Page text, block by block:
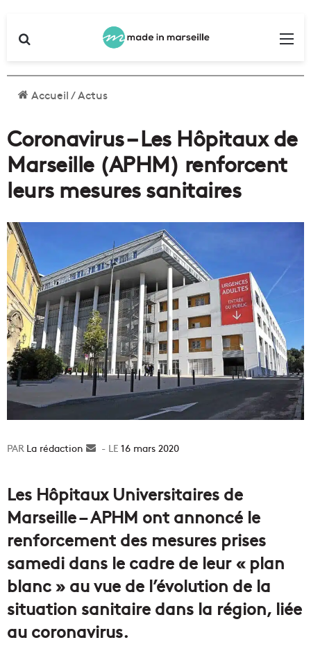
Accueil/Actus
Coronavirus – Les Hôpitaux de
Marseille (APHM) renforcent
leurs mesures sanitaires
La rédaction
Envoyer16 mars 2020
Les Hôpitaux Universitaires de
Marseille – APHM ont annoncé le
renforcement des mesures prises
samedi dans le cadre de leur « plan
blanc » au vue de l’évolution de la
situation sanitaire dans la région, liée
au coronavirus.